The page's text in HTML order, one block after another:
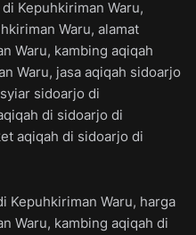
Kepuhkiriman Waru,
Waru, alamat
Waru, kambing aqiqah
Waru, jasa aqiqah sidoarjo
sidoarjo di
di sidoarjo di
aqiqah di sidoarjo di
Kepuhkiriman Waru, harga
Waru, kambing aqiqah di